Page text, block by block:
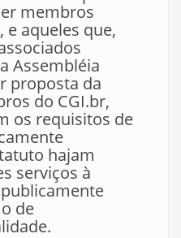
membros
e aqueles que,
Assembléia
proposta da
do CGI.br,
os requisitos de
hajam
serviços à
de